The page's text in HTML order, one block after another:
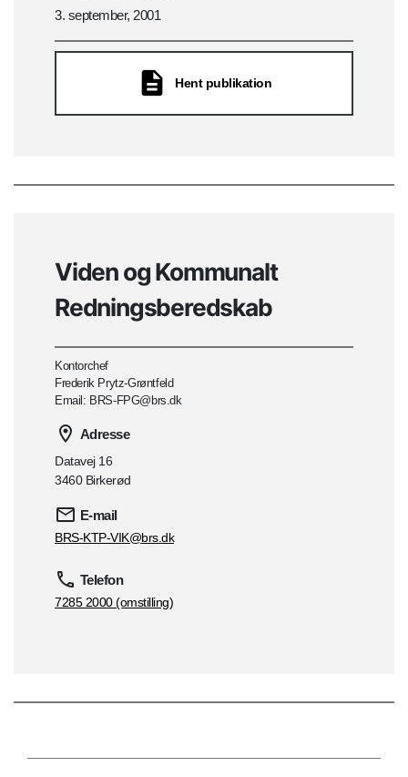
3. september, 2001
Hent publikation
Viden og Kommunalt
Redningsberedskab
Kontorchef
Frederik Prytz-Grøntfeld
Email: BRS-FPG@brs.dk
Adresse
Datavej 16
3460 Birkerød
E-mail
BRS-KTP-VIK@brs.dk
Telefon
7285 2000 (omstilling)